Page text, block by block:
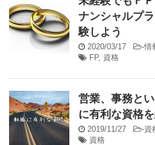
ナンシャルプ
験しよう
2020/03/17 -情
FP, 資格
営業、事務と
に有利な資格を
2019/11/27 -資
資格